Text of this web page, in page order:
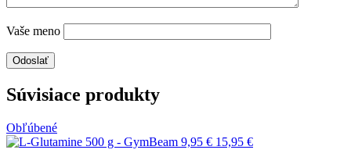
Vaše meno
Súvisiace produkty
Obľúbené
9,95 € 15,95 €